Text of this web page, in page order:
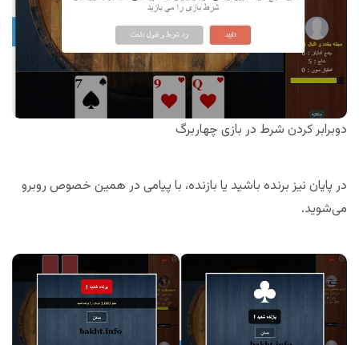
دوبرابر کردن شرط در بازی چهاربرگ
در پایان نیز برنده باشید یا بازنده، با پیامی در همین خصوص روبرو
می‌شوید.